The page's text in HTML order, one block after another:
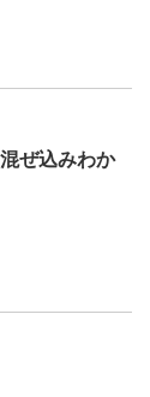
ぜ込みわか